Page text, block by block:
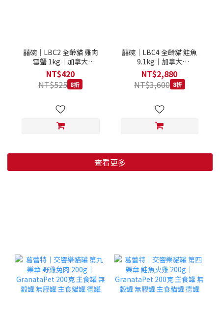
囍碗｜LBC2 全齡貓 雞肉
雪蟹 1kg｜加拿大
Loveabowl 天然無穀糧 1
公斤 成貓 無穀貓飼料
NT$420
NT$525 8折
囍碗｜LBC4 全齡貓 鮭魚
9.1kg｜加拿大
Loveabowl 天然無穀糧
9.1公斤 成貓 無穀貓飼料
NT$2,880
NT$3,600 8折
查看更多